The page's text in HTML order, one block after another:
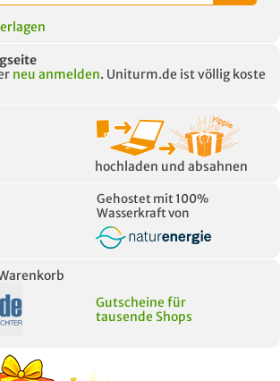
neu anmelden. Uniturm.de ist völlig koste
hochladen und absahnen
Gehostet mit 100%
Wasserkraft von
Gutscheine für
tausende Shops